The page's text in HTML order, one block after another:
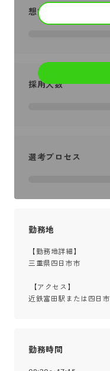
想定年収
採用人数
選考プロセス
勤務地
【勤務地詳細】
三重県四日市市
近鉄富田駅または四日
勤務時間